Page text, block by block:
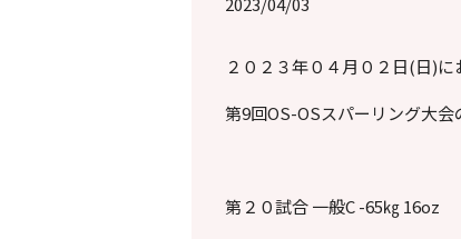
２０２３年０４月０２日(日)に
第9回OS-OSスパーリング大会
第２０試合 一般C -65㎏ 16oz